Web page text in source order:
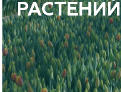
РАСТЕНИЙ